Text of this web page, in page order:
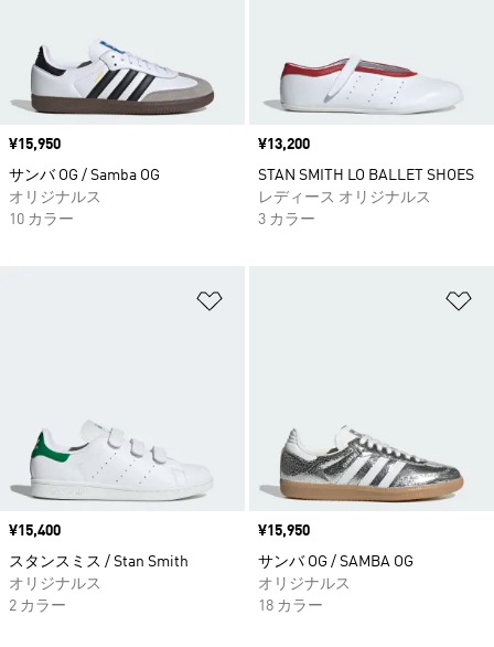
価格
¥15,950
サンバ OG / Samba OG
オリジナルス
10 カラー
価格
¥13,200
STAN SMITH LO BALLET SHOES
レディース オリジナルス
3 カラー
価格
¥15,400
スタンスミス / Stan Smith
オリジナルス
2 カラー
価格
¥15,950
サンバ OG / SAMBA OG
オリジナルス
18 カラー